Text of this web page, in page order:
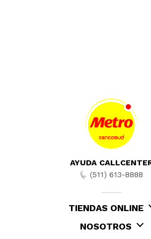
AYUDA
(511) 613-8888
TIENDAS ONLINE
NOSOTROS